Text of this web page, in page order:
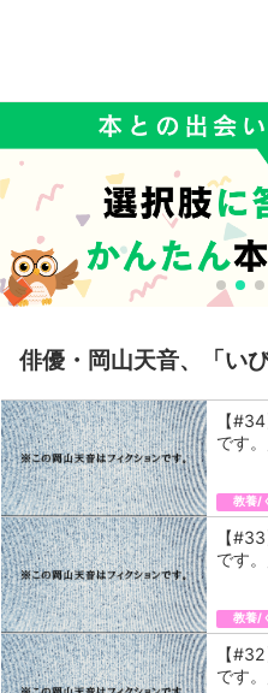
俳優・岡山天音、「い
【
です
教養/
【
です
教養/
【
です